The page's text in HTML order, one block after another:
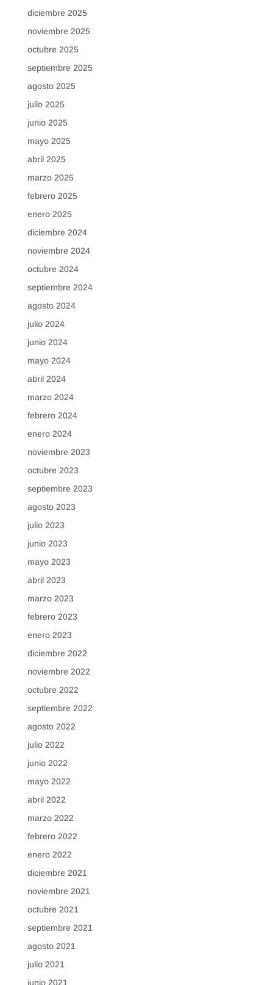
diciembre 2025
noviembre 2025
octubre 2025
septiembre 2025
agosto 2025
julio 2025
junio 2025
mayo 2025
abril 2025
marzo 2025
febrero 2025
enero 2025
diciembre 2024
noviembre 2024
octubre 2024
septiembre 2024
agosto 2024
julio 2024
junio 2024
mayo 2024
abril 2024
marzo 2024
febrero 2024
enero 2024
noviembre 2023
octubre 2023
septiembre 2023
agosto 2023
julio 2023
junio 2023
mayo 2023
abril 2023
marzo 2023
febrero 2023
enero 2023
diciembre 2022
noviembre 2022
octubre 2022
septiembre 2022
agosto 2022
julio 2022
junio 2022
mayo 2022
abril 2022
marzo 2022
febrero 2022
enero 2022
diciembre 2021
noviembre 2021
octubre 2021
septiembre 2021
agosto 2021
julio 2021
junio 2021